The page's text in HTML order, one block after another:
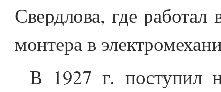
Свердлова, где
монтера в
В 1927 г. поступил